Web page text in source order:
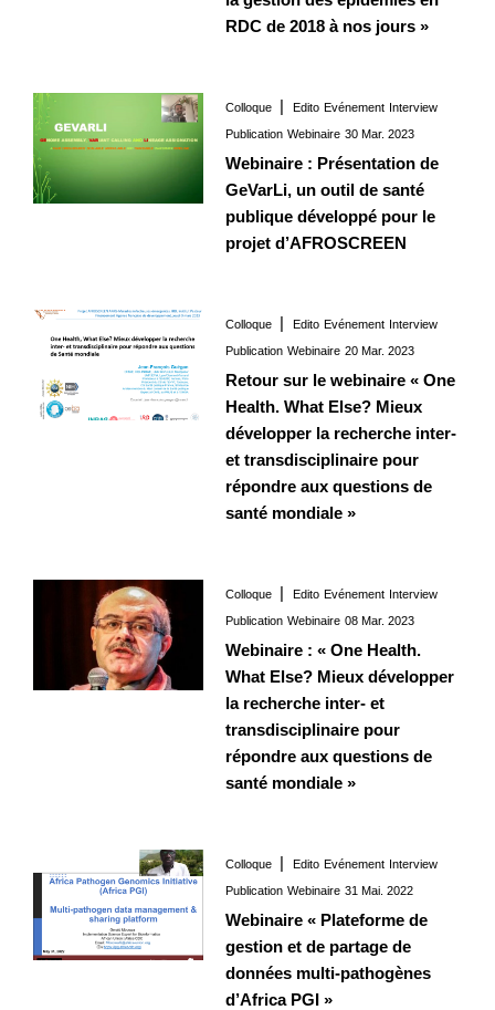
RDC de 2018 à nos jours »
Colloque Edito Evénement Interview
Publication Webinaire 30 Mar. 2023
Webinaire : Présentation de
GeVarLi, un outil de santé
publique développé pour le
projet d’AFROSCREEN
Colloque Edito Evénement Interview
Publication Webinaire 20 Mar. 2023
Retour sur le webinaire « One
Health. What Else? Mieux
développer la recherche inter-
et transdisciplinaire pour
répondre aux questions de
santé mondiale »
Colloque Edito Evénement Interview
Publication Webinaire 08 Mar. 2023
Webinaire : « One Health.
What Else? Mieux développer
la recherche inter- et
transdisciplinaire pour
répondre aux questions de
santé mondiale »
Colloque Edito Evénement Interview
Publication Webinaire 31 Mai. 2022
Webinaire « Plateforme de
gestion et de partage de
données multi-pathogènes
d’Africa PGI »